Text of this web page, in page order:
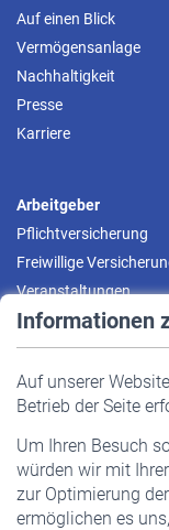
Informationen
Auf unserer
Betrieb der Seite
Um Ihren Besuch
würden wir mit
zur Optimierung
ermöglichen es
Auf einen Blick
Vermögensanlage
Nachhaltigkeit
Presse
Karriere
Arbeitgeber
Pflichtversicherung
Freiwillige
Veranstaltungen
Pflichtversicherung
Staatliche Förderung
Veranstaltungen